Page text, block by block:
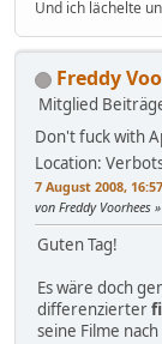
Und ich lächelte
Freddy
Mitglied
Don't fuck with
Location:
7 August 2008,
von Freddy Voorhees
Guten Tag!
Es wäre doch
differenzierter
seine Filme